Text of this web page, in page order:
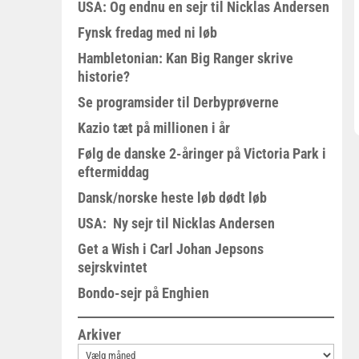
USA: Og endnu en sejr til Nicklas Andersen
Fynsk fredag med ni løb
Hambletonian: Kan Big Ranger skrive
historie?
Se programsider til Derbyprøverne
Kazio tæt på millionen i år
Følg de danske 2-åringer på Victoria Park i
eftermiddag
Dansk/norske heste løb dødt løb
USA: Ny sejr til Nicklas Andersen
Get a Wish i Carl Johan Jepsons
sejrskvintet
Bondo-sejr på Enghien
Arkiver